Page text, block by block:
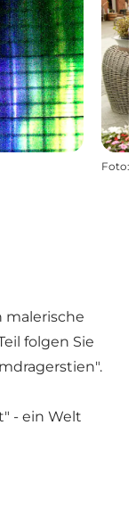
Foto:
malerische
folgen Sie
- ein Welt